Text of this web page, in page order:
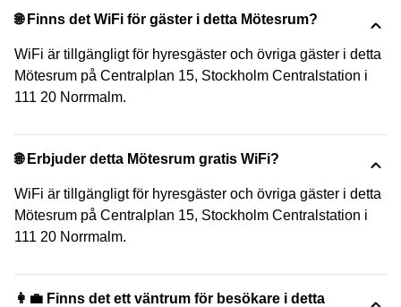
🌐 Finns det WiFi för gäster i detta Mötesrum?
WiFi är tillgängligt för hyresgäster och övriga gäster i detta
Mötesrum på Centralplan 15, Stockholm Centralstation i
111 20 Norrmalm.
🌐 Erbjuder detta Mötesrum gratis WiFi?
WiFi är tillgängligt för hyresgäster och övriga gäster i detta
Mötesrum på Centralplan 15, Stockholm Centralstation i
111 20 Norrmalm.
👩‍💼 Finns det ett väntrum för besökare i detta